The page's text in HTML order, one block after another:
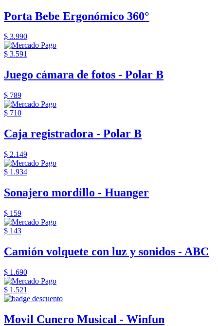
Porta Bebe Ergonómico 360°
$ 3.990
$ 3.591
Juego cámara de fotos - Polar B
$ 789
$ 710
Caja registradora - Polar B
$ 2.149
$ 1.934
Sonajero mordillo - Huanger
$ 159
$ 143
Camión volquete con luz y sonidos - ABC
$ 1.690
$ 1.521
Movil Cunero Musical - Winfun